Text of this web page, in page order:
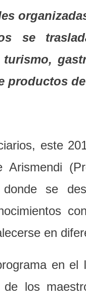
se
productos
este
se
en
en el
los